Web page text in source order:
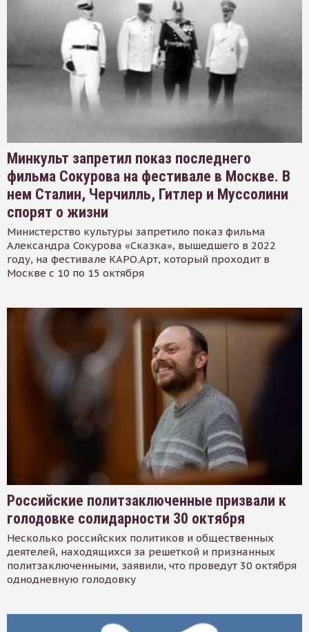
Минкульт запретил показ последнего
фильма Сокурова на фестивале в Москве. В
нем Сталин, Черчилль, Гитлер и Муссолини
спорят о жизни
Министерство культуры запретило показ фильма
Александра Сокурова «Сказка», вышедшего в 2022
году, на фестивале КАРО.Арт, который проходит в
Москве с 10 по 15 октября
Российские политзаключенные призвали к
голодовке солидарности 30 октября
Несколько российских политиков и общественных
деятелей, находящихся за решеткой и признанных
политзаключенными, заявили, что проведут 30 октября
однодневную голодовку